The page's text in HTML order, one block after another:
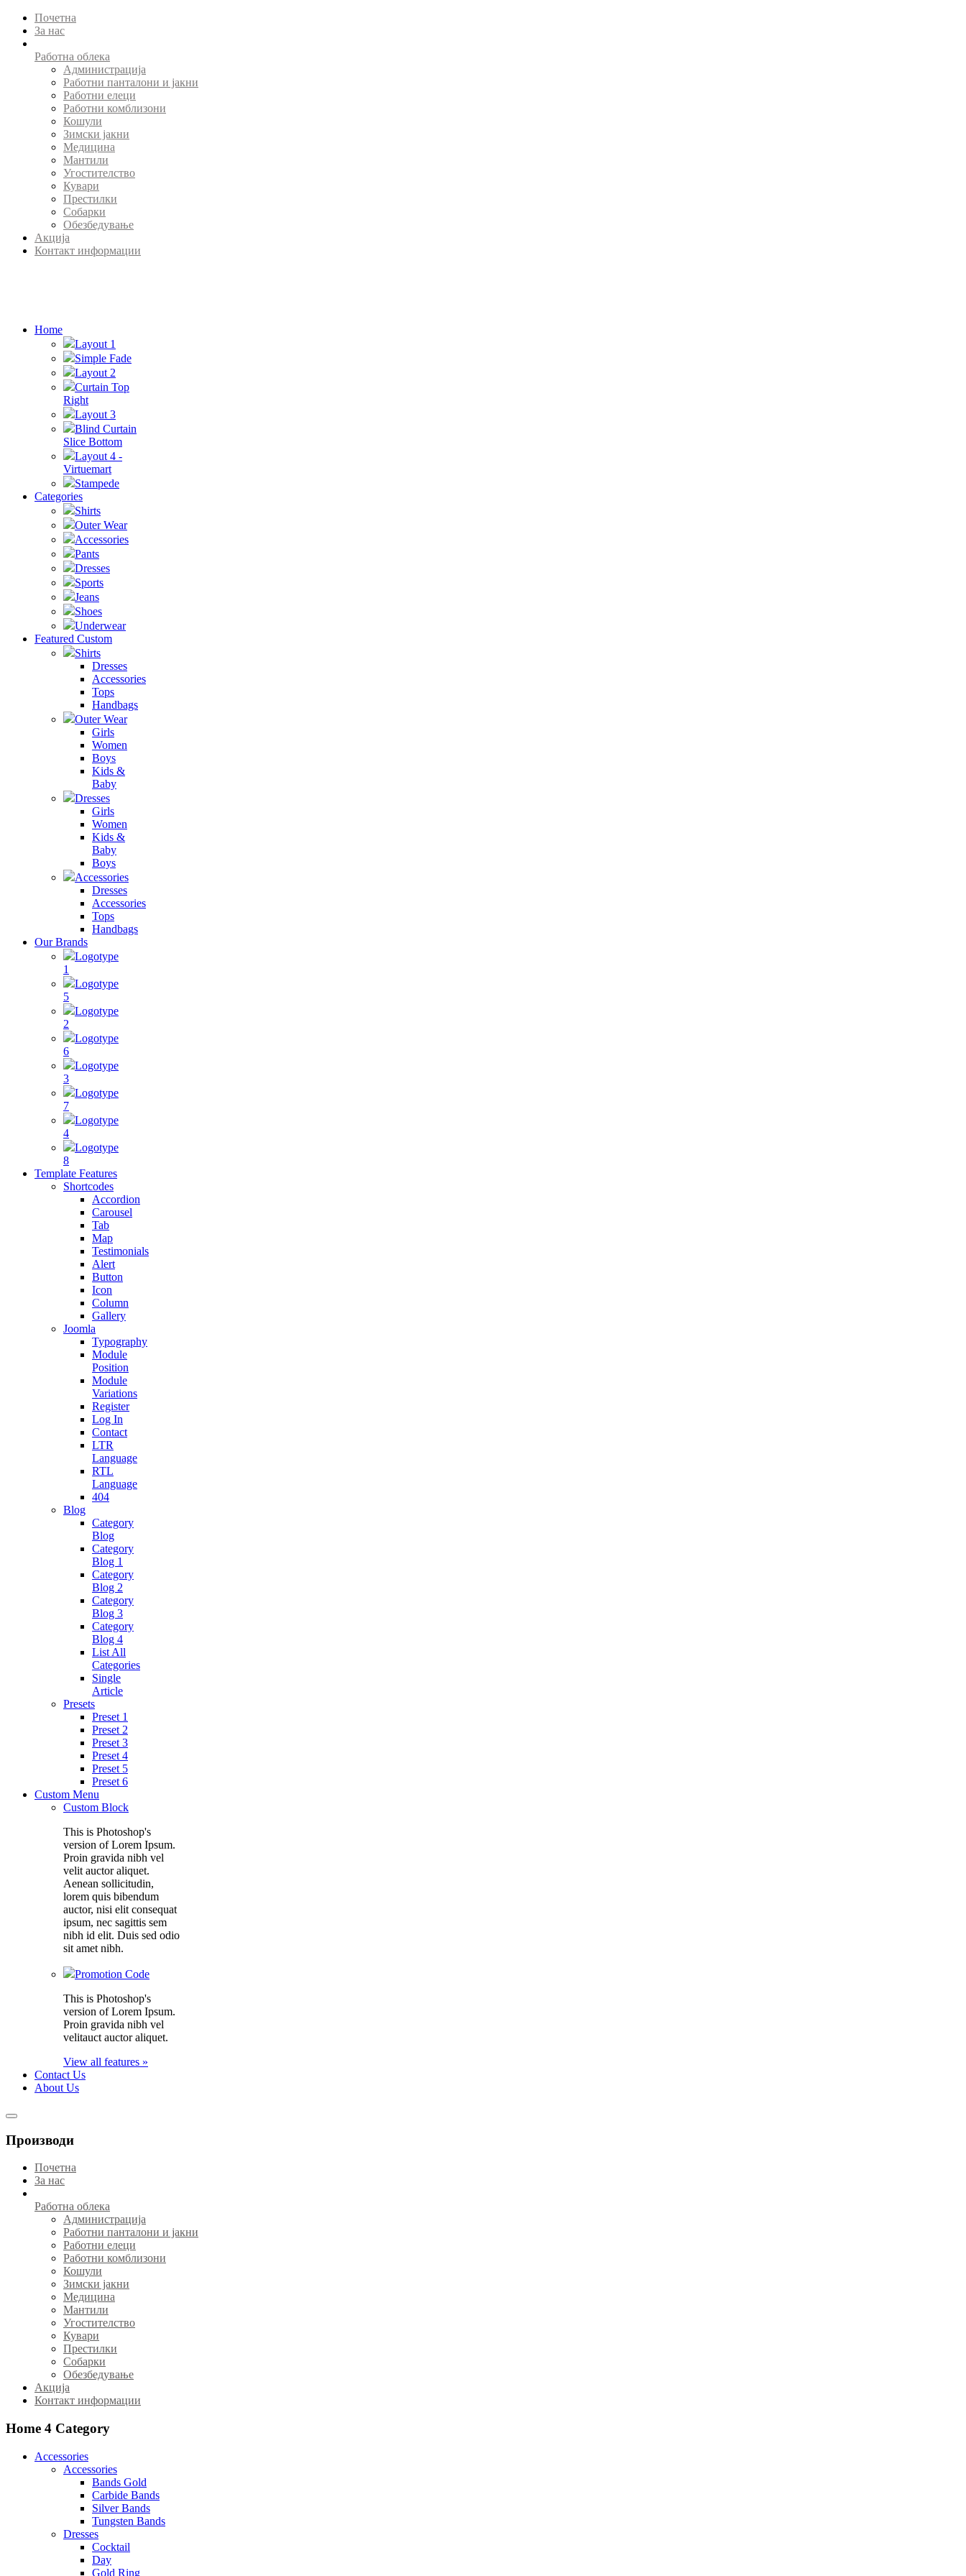
Почетна
За нас
Работна облека
Администрација
Работни панталони и јакни
Работни елеци
Работни комблизони
Кошули
Зимски јакни
Медицина
Мантили
Угостителство
Кувари
Престилки
Собарки
Обезбедување
Акција
Контакт информации
Home
Layout 1
Simple Fade
Layout 2
Curtain Top
Right
Layout 3
Blind Curtain
Slice Bottom
Layout 4 -
Virtuemart
Stampede
Categories
Shirts
Outer Wear
Accessories
Pants
Dresses
Sports
Jeans
Shoes
Underwear
Featured Custom
Shirts
Dresses
Accessories
Tops
Handbags
Outer Wear
Girls
Women
Boys
Kids &
Baby
Dresses
Girls
Women
Kids &
Baby
Boys
Accessories
Dresses
Accessories
Tops
Handbags
Our Brands
Logotype
1
Logotype
5
Logotype
2
Logotype
6
Logotype
3
Logotype
7
Logotype
4
Logotype
8
Template Features
Shortcodes
Accordion
Carousel
Tab
Map
Testimonials
Alert
Button
Icon
Column
Gallery
Joomla
Typography
Module
Position
Module
Variations
Register
Log In
Contact
LTR
Language
RTL
Language
404
Blog
Category
Blog
Category
Blog 1
Category
Blog 2
Category
Blog 3
Category
Blog 4
List All
Categories
Single
Article
Presets
Preset 1
Preset 2
Preset 3
Preset 4
Preset 5
Preset 6
Custom Menu
Custom Block
This is Photoshop's
version of Lorem Ipsum.
Proin gravida nibh vel
velit auctor aliquet.
Aenean sollicitudin,
lorem quis bibendum
auctor, nisi elit consequat
ipsum, nec sagittis sem
nibh id elit. Duis sed odio
sit amet nibh.
Promotion Code
This is Photoshop's
version of Lorem Ipsum.
Proin gravida nibh vel
velitauct auctor aliquet.
View all features »
Contact Us
About Us
Производи
Почетна
За нас
Работна облека
Администрација
Работни панталони и јакни
Работни елеци
Работни комблизони
Кошули
Зимски јакни
Медицина
Мантили
Угостителство
Кувари
Престилки
Собарки
Обезбедување
Акција
Контакт информации
Home 4 Category
Accessories
Accessories
Bands Gold
Carbide Bands
Silver Bands
Tungsten Bands
Dresses
Cocktail
Day
Gold Ring